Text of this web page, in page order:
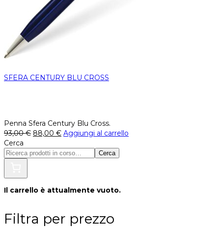
SFERA CENTURY BLU CROSS
Penna Sfera Century Blu Cross.
93,00€ 88,00 € Aggiungi al carrello
Cerca
Cerca
Il carrello è attualmente vuoto.
Filtra per prezzo